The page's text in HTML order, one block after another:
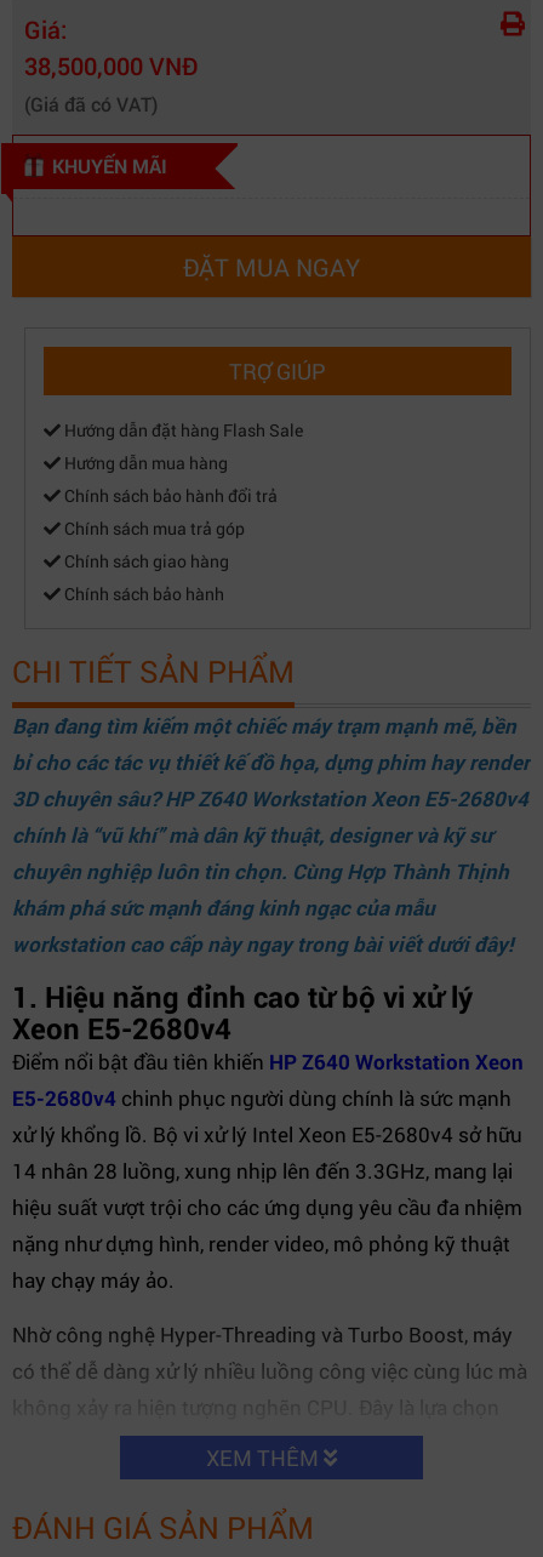
Giá:
38,500,000 VNĐ
(Giá đã có VAT)
KHUYẾN MÃI
ĐẶT MUA NGAY
TRỢ GIÚP
Hướng dẫn đặt hàng Flash Sale
Hướng dẫn mua hàng
Chính sách bảo hành đổi trả
Chính sách mua trả góp
Chính sách giao hàng
Chính sách bảo hành
CHI TIẾT SẢN PHẨM
Bạn đang tìm kiếm một chiếc máy trạm mạnh mẽ, bền
bỉ cho các tác vụ thiết kế đồ họa, dựng phim hay render
3D chuyên sâu? HP Z640 Workstation Xeon E5-2680v4
chính là “vũ khí” mà dân kỹ thuật, designer và kỹ sư
chuyên nghiệp luôn tin chọn. CùngHợp Thành Thịnh
khám phá sức mạnh đáng kinh ngạc của mẫu
workstation cao cấp này ngay trong bài viết dưới đây!
1. Hiệu năng đỉnh cao từ bộ vi xử lý
Xeon E5-2680v4
Điểm nổi bật đầu tiên khiến HP Z640 Workstation Xeon
E5-2680v4 chinh phục người dùng chính là sức mạnh
xử lý khổng lồ. Bộ vi xử lý Intel Xeon E5-2680v4 sở hữu
14 nhân 28 luồng, xung nhịp lên đến 3.3GHz, mang lại
hiệu suất vượt trội cho các ứng dụng yêu cầu đa nhiệm
nặng như dựng hình, render video, mô phỏng kỹ thuật
hay chạy máy ảo.
Nhờ công nghệ Hyper-Threading và Turbo Boost, máy
có thể dễ dàng xử lý nhiều luồng công việc cùng lúc mà
hoàn hảo cho những ai cần workstation ổn định để vận
hành các phần mềm như AutoCAD, SolidWorks, Adobe
Premiere, hoặc 3Ds Max.
XEM THÊM
ĐÁNH GIÁ SẢN PHẨM